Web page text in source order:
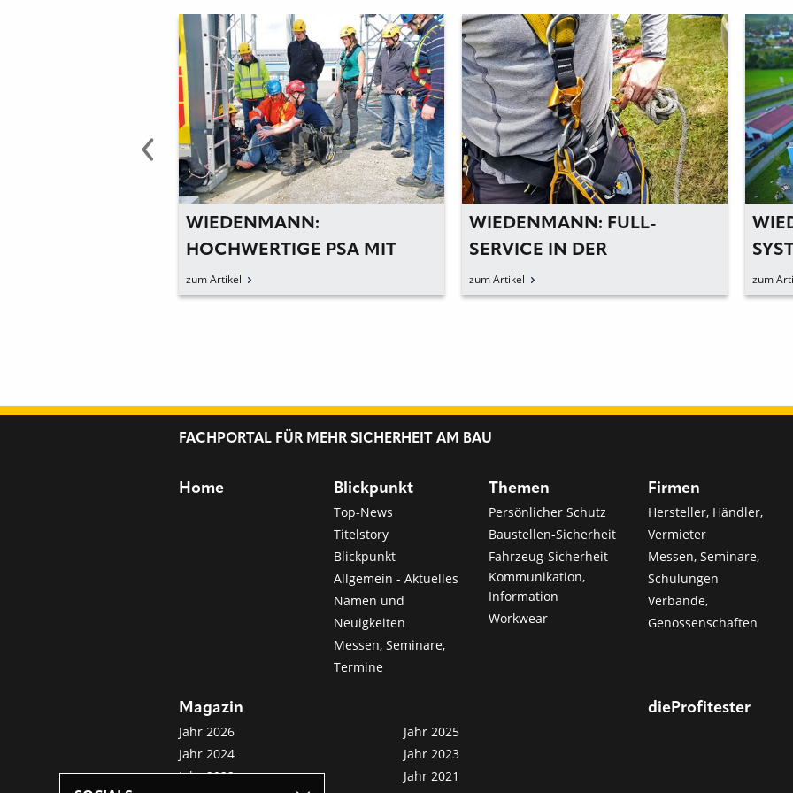
WIEDENMANN: FULL-
SERVICE IN DER
ABSTURZSICHERUNG
zum Artikel
WIEDENMANN: MODERNER
SYSTEM-­DIENSTLEISTER MIT
­TRADITIONSBEWUSSTSEIN
zum Artikel zum
FACHPORTAL FÜR MEHR SICHERHEIT AM BAU
Home Blickpunkt
Top-News
Titelstory
Blickpunkt
Allgemein - Aktuelles
Namen und
Neuigkeiten
Messen, Seminare,
Termine
Themen
Persönlicher Schutz
Baustellen-Sicherheit
Fahrzeug-Sicherheit
Kommunikation,
Information
Workwear
Firmen
Hersteller, Händler,
Vermieter
Messen, Seminare,
Schulungen
Verbände,
Genossenschaften
Magazin
Jahr 2026
Jahr 2025
Jahr 2024
Jahr 2023
Jahr 2022
Jahr 2021
dieProfitester